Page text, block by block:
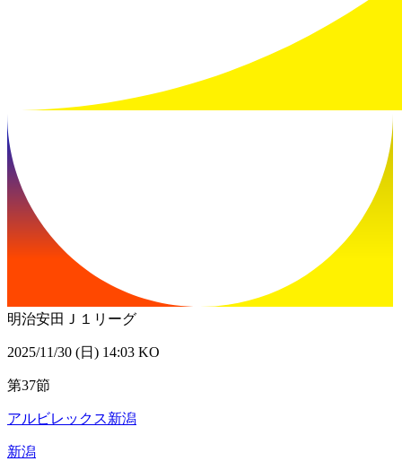
明治安田Ｊ１リーグ
2025/11/30 (日) 14:03 KO
第37節
アルビレックス新潟
新潟